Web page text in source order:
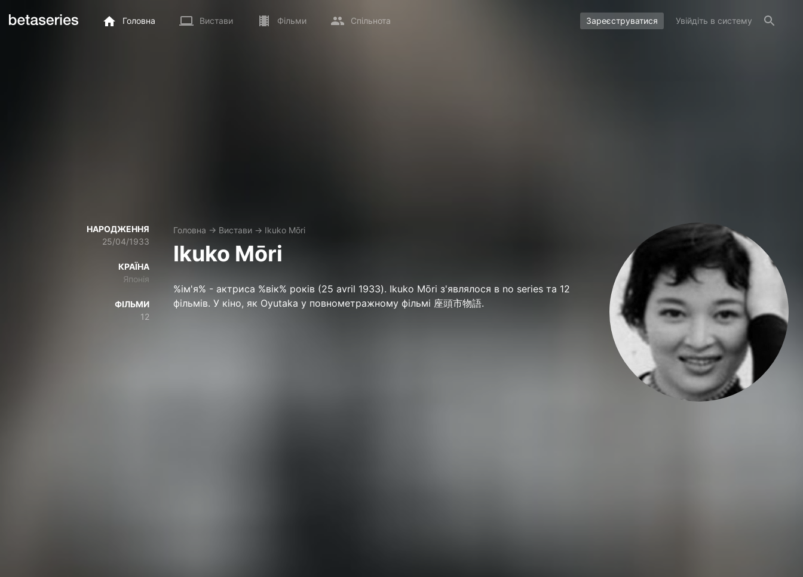
Головна Вистави Фільми Спільнота Зареєструватися Увійдіть в систему
НАРОДЖЕННЯ
25/04/1933
КРАЇНА
Японія
ФІЛЬМИ
12
Головна → Вистави → Ikuko Mōri
Ikuko Mōri
%ім'я% - актриса %вік% років (25 avril 1933). Ikuko Mōri з'являлося в no series та 12
фільмів. У кіно, як Oyutaka у повнометражному фільмі 座頭市物語.